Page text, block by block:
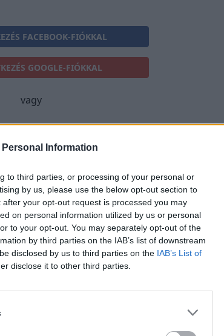
Information
to third parties, or processing of your personal or
by us, please use the below opt-out section to
your opt-out request is processed you may
on personal information utilized by us or personal
to your opt-out. You may separately opt-out of the
by third parties on the IAB’s list of downstream
disclosed by us to third parties on the IAB’s List of
disclose it to other third parties.
FACEBOOK-FIÓKKAL
GOOGLE-FIÓKKAL
vagy